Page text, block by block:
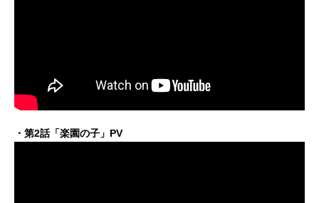
・第2話「楽園の子」PV